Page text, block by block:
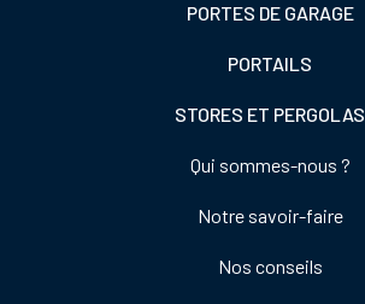
PORTES DE GARAGE
PORTAILS
STORES ET PERGOLAS
Qui sommes-nous ?
Notre savoir-faire
Nos conseils